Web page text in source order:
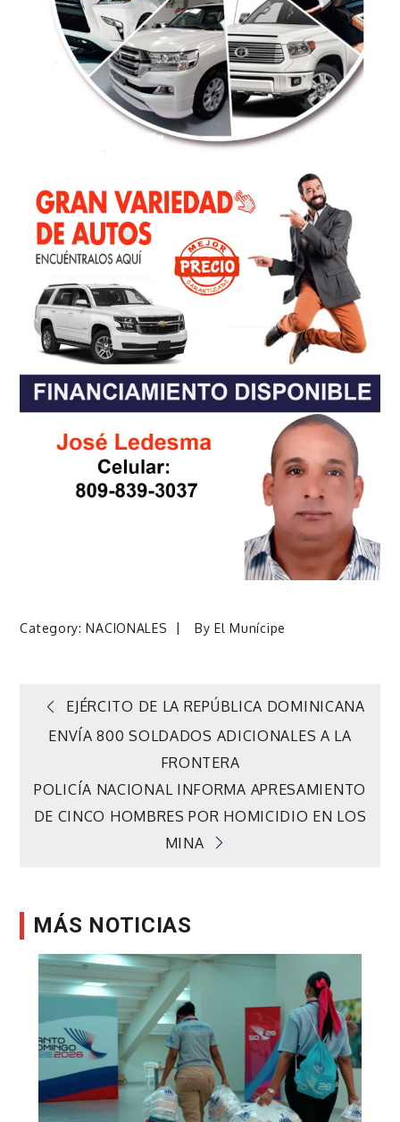
Category:NACIONALES ByEl Munícipe
Navegación
entradas
EJÉRCITO DE LA REPÚBLICA DOMINICANA
ENVÍA 800 SOLDADOS ADICIONALES A LA
FRONTERA
POLICÍA NACIONAL INFORMA APRESAMIENTO
DE CINCO HOMBRES POR HOMICIDIO EN LOS
MINA
MÁS NOTICIAS